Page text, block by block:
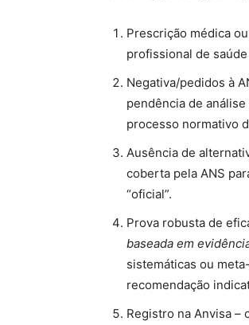
Prescrição médica
profissional de
Negativa/pedidos à
pendência de
processo normativo
Ausência de
coberta pela ANS
“oficial”.
Prova robusta de
baseada em
sistemáticas ou
recomendação
Registro na Anvisa